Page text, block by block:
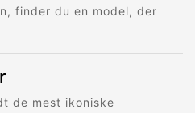
finder du en model, der
de mest ikoniske